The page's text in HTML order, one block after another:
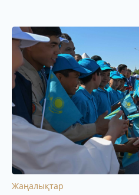
Жаңалықтар